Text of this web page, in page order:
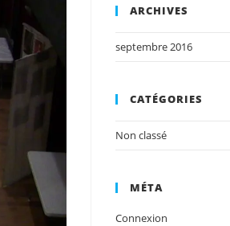
ARCHIVES
septembre 2016
CATÉGORIES
Non classé
MÉTA
Connexion